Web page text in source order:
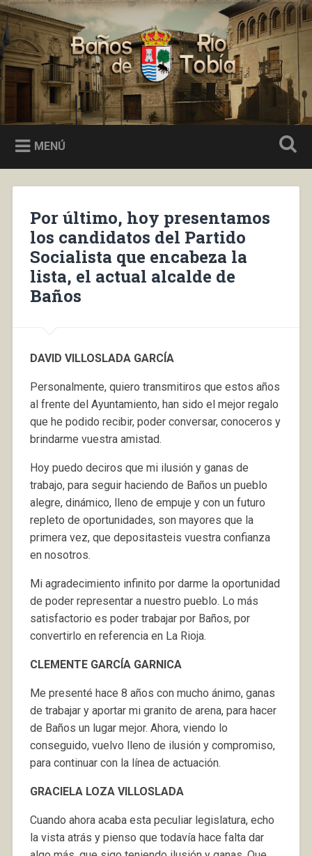
Saltar
al
contenido
Buscar
Baños de Río Tobía
MENÚ
Por último, hoy presentamos
los candidatos del Partido
Socialista que encabeza la
lista, el actual alcalde de
Baños
DAVID VILLOSLADA GARCÍA
Personalmente, quiero transmitiros que estos años
al frente del Ayuntamiento, han sido el mejor regalo
que he podido recibir, poder conversar, conoceros y
brindarme vuestra amistad.
Hoy puedo deciros que mi ilusión y ganas de
trabajo, para seguir haciendo de Baños un pueblo
alegre, dinámico, lleno de empuje y con un futuro
repleto de oportunidades, son mayores que la
primera vez, que depositasteis vuestra confianza
en nosotros.
Mi agradecimiento infinito por darme la oportunidad
de poder representar a nuestro pueblo. Lo más
satisfactorio es poder trabajar por Baños, por
convertirlo en referencia en La Rioja.
CLEMENTE GARCÍA GARNICA
Me presenté hace 8 años con mucho ánimo, ganas
de trabajar y aportar mi granito de arena, para hacer
de Baños un lugar mejor. Ahora, viendo lo
conseguido, vuelvo lleno de ilusión y compromiso,
para continuar con la línea de actuación.
GRACIELA LOZA VILLOSLADA
Cuando ahora acaba esta peculiar legislatura, echo
la vista atrás y pienso que todavía hace falta dar